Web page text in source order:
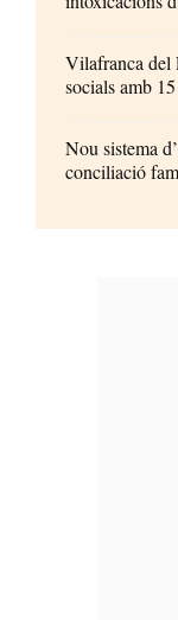
Vilafranca del
socials amb
Nou sistema
conciliació